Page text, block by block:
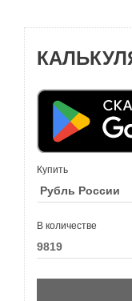
Купить
В количестве